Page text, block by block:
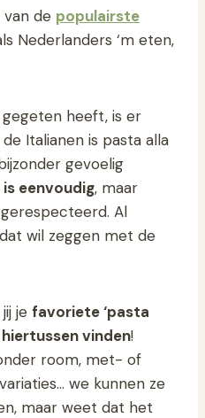
van de populairste
Nederlanders ‘m eten,
heeft, is er
Italianen is pasta alla
gevoelig
eenvoudig, maar
Al
wil zeggen met de
je favoriete ‘pasta
vinden!
room, met- of
we kunnen ze
maar weet dat het